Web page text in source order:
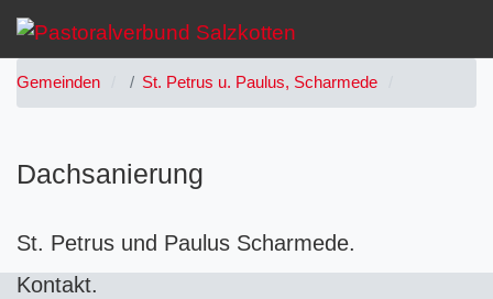
Gemeinden St. Petrus u. Paulus, Scharmede
Dachsanierung
St. Petrus und Paulus Scharmede
Kontakt